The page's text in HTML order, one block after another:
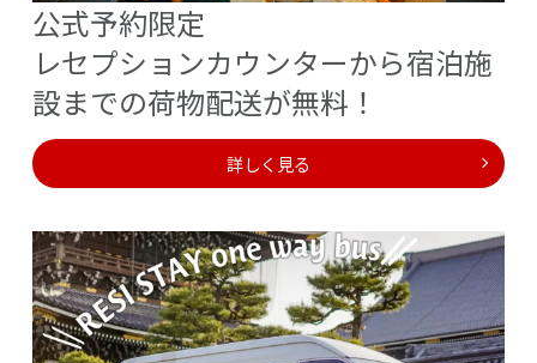
公式予約限定
レセプションカウンターから宿泊施
設までの荷物配送が無料！
詳しく見る